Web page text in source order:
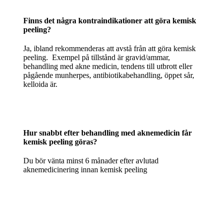
Finns det några kontraindikationer att göra kemisk
peeling?
Ja, ibland rekommenderas att avstå från att göra kemisk
peeling. Exempel på tillstånd är gravid/ammar,
behandling med akne medicin, tendens till utbrott eller
pågående munherpes, antibiotikabehandling, öppet sår,
kelloida är.
Hur snabbt efter behandling med aknemedicin får
kemisk peeling göras?
Du bör vänta minst 6 månader efter avlutad
aknemedicinering innan kemisk peeling